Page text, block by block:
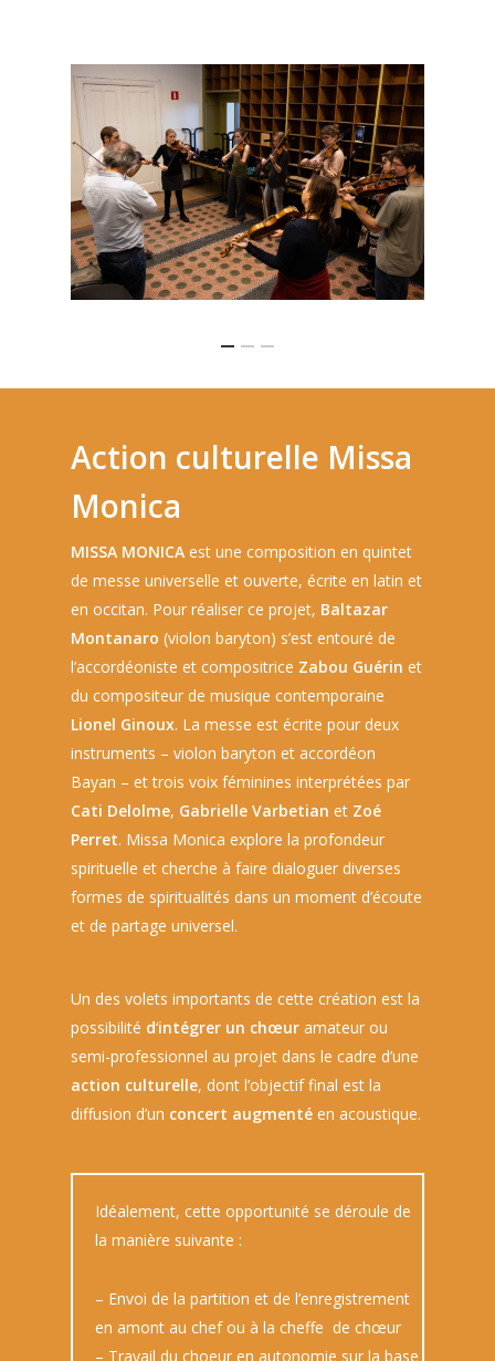
Action culturelle Missa
Monica
MISSA MONICA est une composition en quintet
de messe universelle et ouverte, écrite en latin et
en occitan. Pour réaliser ce projet, Baltazar
Montanaro(violon baryton) s’est entouré de
l’accordéoniste et compositrice Zabou Guérin et
du compositeur de musique contemporaine
Lionel Ginoux. La messe est écrite pour deux
instruments – violon baryton et accordéon
Bayan – et trois voix féminines interprétées par
Cati Delolme, Gabrielle Varbetian et Zoé
Perret. Missa Monica explore la profondeur
spirituelle et cherche à faire dialoguer diverses
formes de spiritualités dans un moment d’écoute
et de partage universel.
Un des volets importants de cette création est la
possibilité d‘intégrer un chœuramateur ou
semi-professionnel au projet dans le cadre d’une
action culturelle, dont l’objectif final est la
diffusion d’un concert augmenté en acoustique.
Idéalement, cette opportunité se déroule de
la manière suivante :
– Envoi de la partition et de l’enregistrement
en amont au chef ou à la cheffe de chœur
– Travail du choeur en autonomie sur la base